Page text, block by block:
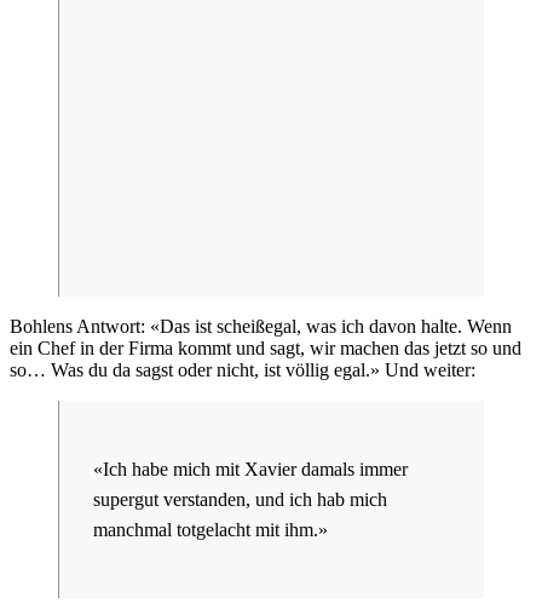
Bohlens Antwort: «Das ist scheißegal, was ich davon halte. Wenn
ein Chef in der Firma kommt und sagt, wir machen das jetzt so und
so… Was du da sagst oder nicht, ist völlig egal.» Und weiter:
«Ich habe mich mit Xavier damals immer
supergut verstanden, und ich hab mich
manchmal totgelacht mit ihm.»